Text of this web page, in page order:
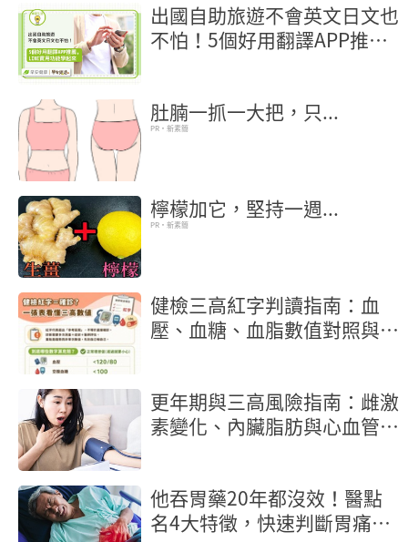
出國自助旅遊不會英文日文也
不怕！5個好用翻譯APP推
肚腩一抓一大把，只...
PR・新素簡
檸檬加它，堅持一週...
PR・新素簡
健檢三高紅字判讀指南：血
壓、血糖、血脂數值對照與行
更年期與三高風險指南：雌激
素變化、內臟脂肪與心血管保
他吞胃藥20年都沒效！醫點
名4大特徵，快速判斷胃痛還